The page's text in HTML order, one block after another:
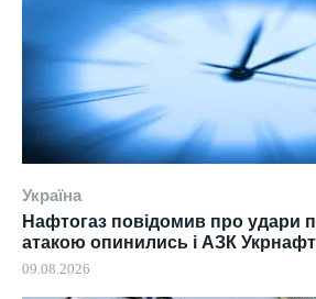
Україна
Нафтогаз повідомив про удари
атакою опинились і АЗК
09.08.2026